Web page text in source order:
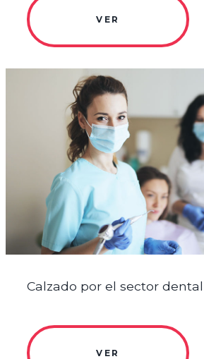
VER
Calzado por el sector dental
VER